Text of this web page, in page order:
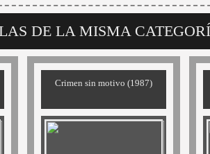
DE LA MISMA
Crimen sin motivo (1987)